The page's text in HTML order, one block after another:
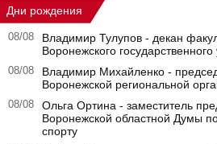
Дни рождения
08/08
Владимир Тулупов - декан
Воронежского государственного
08/08
Владимир Михайленко -
Воронежской региональной
08/08
Ольга Ортина - заместитель
Воронежской областной Думы
спорту